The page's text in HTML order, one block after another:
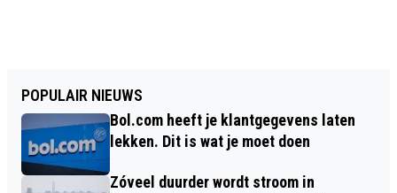
POPULAIR NIEUWS
Bol.com heeft je klantgegevens laten
lekken. Dit is wat je moet doen
Zóveel duurder wordt stroom in